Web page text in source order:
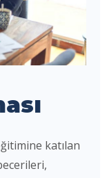
katılan